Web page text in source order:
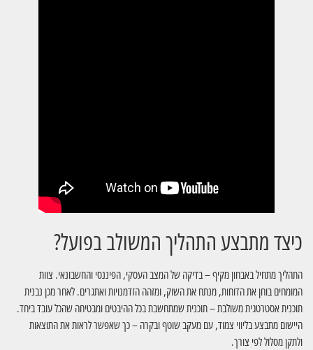
כיצד מתבצע התהליך המשולב בפועל?
התהליך מתחיל באבחון מקיף – בדיקה של המצב העסקי, הפיננסי והחשבונאי. צוות
המומחים בוחן את הדוחות, מנתח את השוק, ומזהה הזדמנויות ואתגרים. לאחר מכן נבנית
תוכנית אסטרטגית משולבת – תוכנית שמתחשבת בכל ההיבטים ומבטיחה שהכל עובד ביחד.
היישום מתבצע בליווי צמוד, עם מעקב שוטף ובקרה – כך שאפשר לראות את התוצאות
ולתקן מסלול לפי צורך.